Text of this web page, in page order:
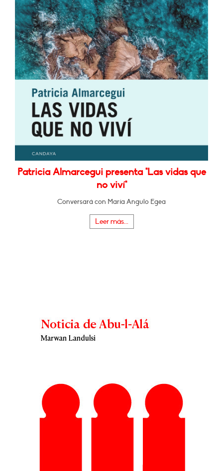
Patricia Almarcegui presenta "Las vidas que
no viví"
Conversará con María Angulo Egea
Leer más...